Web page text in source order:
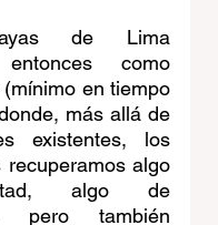
de Lima
entonces como
en tiempo
más allá de
existentes, los
recuperamos algo
algo de
pero también